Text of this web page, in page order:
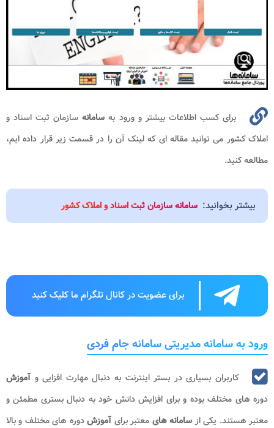
برای کسب اطلاعات بیشتر و ورود به سامانه سازمان ثبت اسناد و
املاک کشور می توانید مقاله ای که لینک آن را در قسمت زیر قرار داده ایم،
مطالعه کنید.
بیشتر بخوانید: سامانه سازمان ثبت اسناد و املاک کشور
برای عضویت در کانال تلگرام ما کلیک کنید
ورود به سامانه مدیریتی سامانه جام فردی
کاربران بسیاری در بستر اینترنت به دنبال مهارت افزایی و آموزش
دوره های مختلف بوده و برای افزایش دانش خود به دنبال بستری مطمئن و
معتبر هستند. یکی از سامانه های معتبر برای آموزشدوره های مختلف و بالا